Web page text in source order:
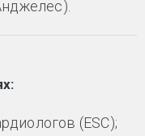
(ESC);